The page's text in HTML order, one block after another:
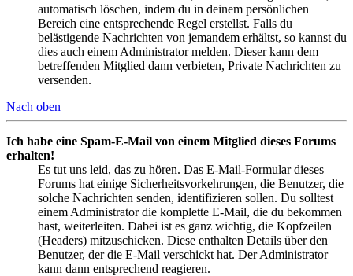
automatisch löschen, indem du in deinem persönlichen
Bereich eine entsprechende Regel erstellst. Falls du
belästigende Nachrichten von jemandem erhältst, so kannst du
dies auch einem Administrator melden. Dieser kann dem
betreffenden Mitglied dann verbieten, Private Nachrichten zu
versenden.
Nach oben
Ich habe eine Spam-E-Mail von einem Mitglied dieses Forums
erhalten!
Es tut uns leid, das zu hören. Das E-Mail-Formular dieses
Forums hat einige Sicherheitsvorkehrungen, die Benutzer, die
solche Nachrichten senden, identifizieren sollen. Du solltest
einem Administrator die komplette E-Mail, die du bekommen
hast, weiterleiten. Dabei ist es ganz wichtig, die Kopfzeilen
(Headers) mitzuschicken. Diese enthalten Details über den
Benutzer, der die E-Mail verschickt hat. Der Administrator
kann dann entsprechend reagieren.